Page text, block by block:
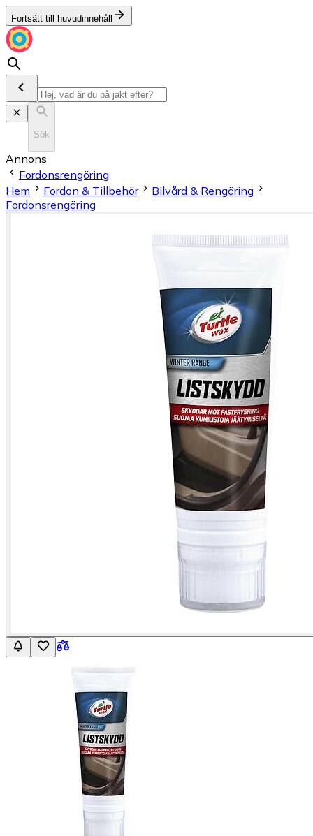
Fortsätt till huvudinnehåll
Sök
Annons
Fordonsrengöring
Hem
Fordon & Tillbehör
Bilvård & Rengöring
Fordonsrengöring